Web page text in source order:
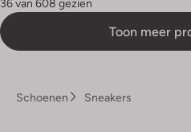
36 van 608 gezien
Toon meer
Schoenen Sneakers